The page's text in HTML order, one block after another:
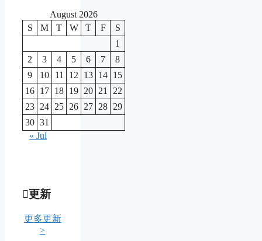
August 2026
S
M T W T F
S
1
2
3 4 5 6 7
8
9
10 11 12 13 14 15
16 17 18 19 20 21
22
23 24 25 26 27 28 29
30 31
« Jul
更新
更多更新
>